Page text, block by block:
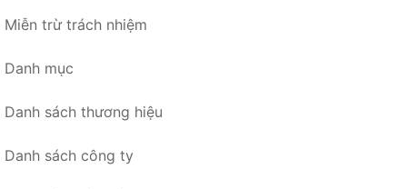
Miễn trừ trách nhiệm
Danh mục
Danh sách thương hiệu
Danh sách công ty